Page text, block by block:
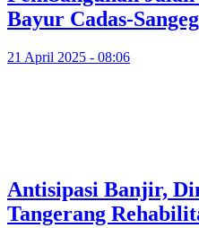
Bayur Cadas-
21 April 2025 - 08:06
Antisipasi Banjir,
Tangerang